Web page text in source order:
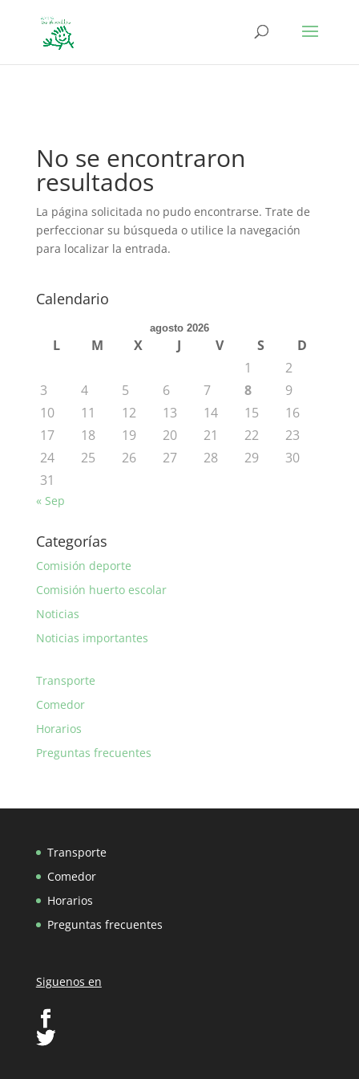
No se encontraron
resultados
La página solicitada no pudo encontrarse. Trate de
perfeccionar su búsqueda o utilice la navegación
para localizar la entrada.
Calendario
agosto 2026
L M X J V S
D
1
2
3
4 5 6 7 8
9
10
11 12 13 14 15
16
17
18 19 20 21 22
23
24
25 26 27 28 29
30
31
« Sep
Categorías
Comisión deporte
Comisión huerto escolar
Noticias
Noticias importantes
Transporte
Comedor
Horarios
Preguntas frecuentes
Transporte
Comedor
Horarios
Preguntas frecuentes
Siguenos en